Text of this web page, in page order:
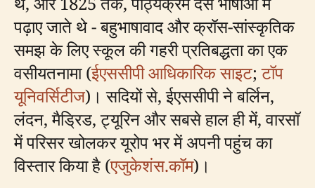
पढ़ाए जाते थे - बहुभाषावाद और क्रॉस-सांस्कृतिक
समझ के लिए स्कूल की गहरी प्रतिबद्धता का एक
वसीयतनामा (ईएससीपी आधिकारिक साइट;टॉप
यूनिवर्सिटीज)। सदियों से, ईएससीपी ने बर्लिन,
लंदन, मैड्रिड, ट्यूरिन और सबसे हाल ही में, वारसॉ
में परिसर खोलकर यूरोप भर में अपनी पहुंच का
विस्तार किया है (एजुकेशंस.कॉम)।